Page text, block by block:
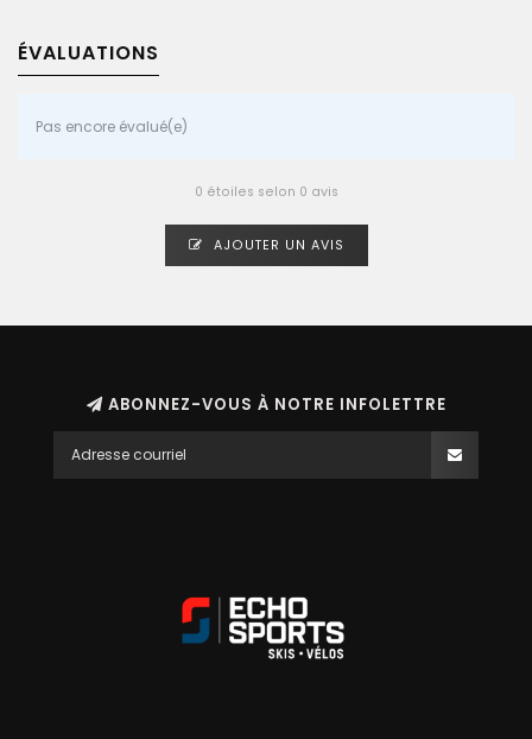
ÉVALUATIONS
Pas encore évalué(e)
0 étoiles selon 0 avis
AJOUTER UN AVIS
ABONNEZ-VOUS À NOTRE INFOLETTRE